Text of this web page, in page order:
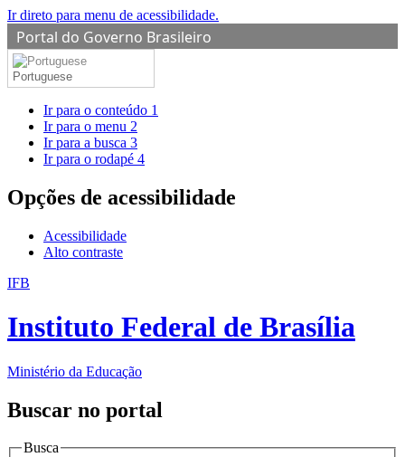
Ir direto para menu de acessibilidade.
Portal do Governo Brasileiro
Portuguese
Ir para o conteúdo 1
Ir para o menu 2
Ir para a busca 3
Ir para o rodapé 4
Opções de acessibilidade
Acessibilidade
Alto contraste
IFB
Instituto Federal de Brasília
Ministério da Educação
Buscar no portal
Busca